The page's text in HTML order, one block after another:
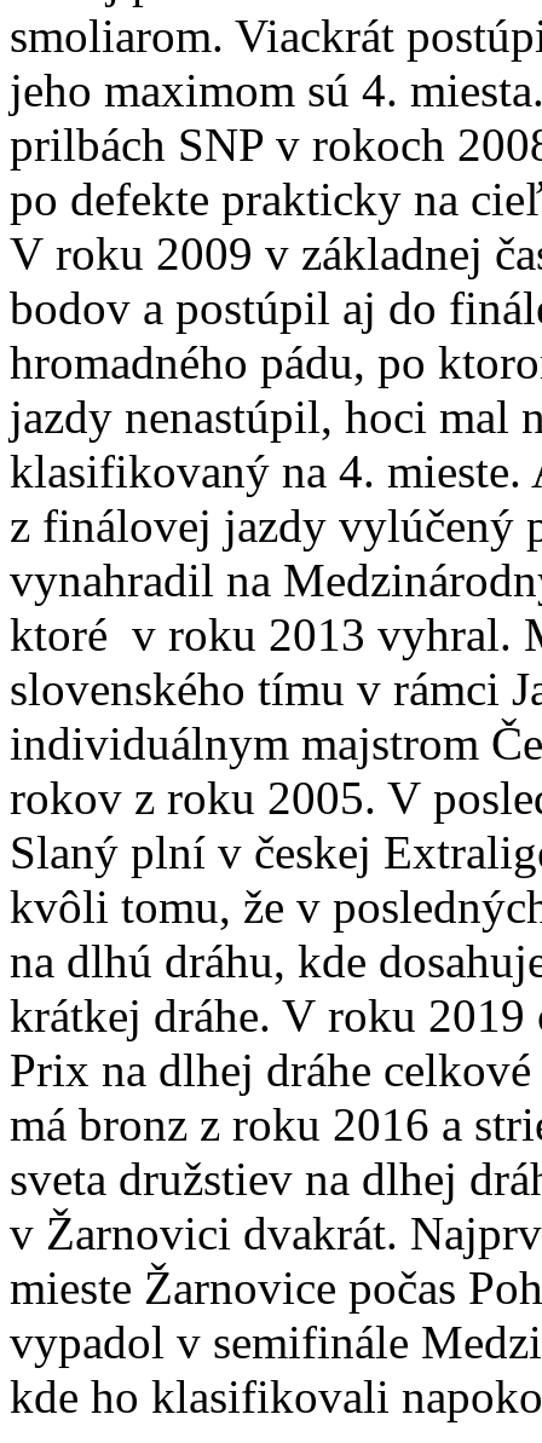
smoliarom. Viackrát
jeho maximom sú 4.
prilbách SNP v rokoch
po defekte prakticky na
V roku 2009 v základnej
bodov a postúpil aj do
hromadného pádu, po
jazdy nenastúpil, hoci mal
klasifikovaný na 4.
z finálovej jazdy vylúčený
vynahradil na
ktoré v roku 2013 vyhral.
slovenského tímu v rámci
individuálnym majstrom
rokov z roku 2005. V
Slaný plní v českej
kvôli tomu, že v
na dlhú dráhu, kde
krátkej dráhe. V roku
Prix na dlhej dráhe
má bronz z roku 2016 a
sveta družstiev na dlhej
v Žarnovici dvakrát.
mieste Žarnovice počas
vypadol v semifinále
kde ho klasifikovali